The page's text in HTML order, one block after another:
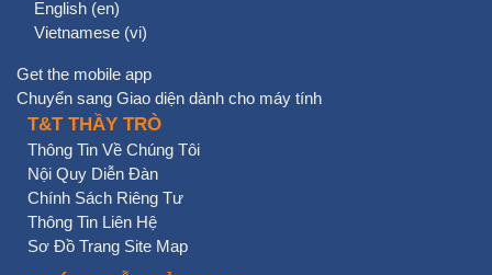
English ‎(en)‎
Vietnamese ‎(vi)‎
Get the mobile app
Chuyển sang Giao diện dành cho máy tính
T&T THẦY TRÒ
Thông Tin Về Chúng Tôi
Nội Quy Diễn Đàn
Chính Sách Riêng Tư
Thông Tin Liên Hệ
Sơ Đồ Trang Site Map